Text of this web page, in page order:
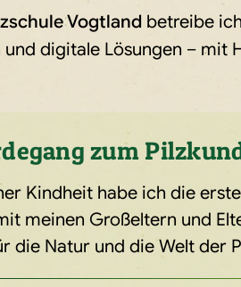
Vogtland betreibe
und digitale Lösungen – mit
zum
Kindheit habe ich die
meinen Großeltern und
die Natur und die Welt der